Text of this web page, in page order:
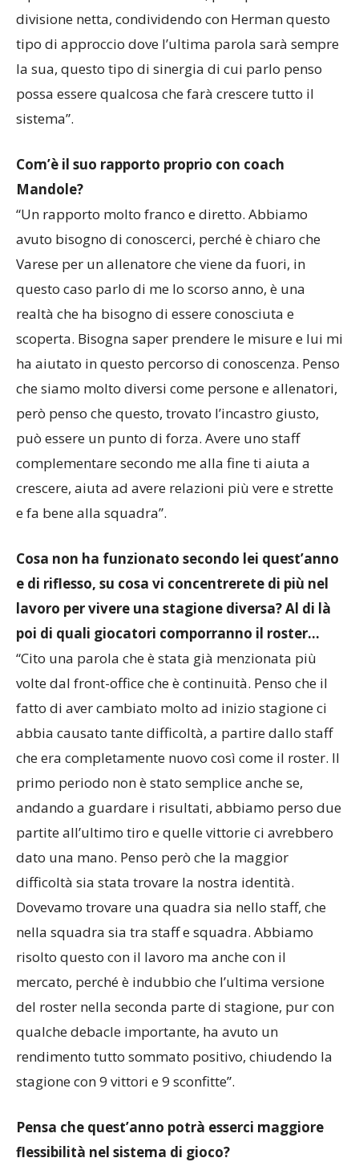
divisione netta, condividendo con Herman questo
tipo di approccio dove l’ultima parola sarà sempre
la sua, questo tipo di sinergia di cui parlo penso
possa essere qualcosa che farà crescere tutto il
sistema”.
Com’è il suo rapporto proprio con coach
Mandole?
“Un rapporto molto franco e diretto. Abbiamo
avuto bisogno di conoscerci, perché è chiaro che
Varese per un allenatore che viene da fuori, in
questo caso parlo di me lo scorso anno, è una
realtà che ha bisogno di essere conosciuta e
scoperta. Bisogna saper prendere le misure e lui mi
ha aiutato in questo percorso di conoscenza. Penso
che siamo molto diversi come persone e allenatori,
però penso che questo, trovato l’incastro giusto,
può essere un punto di forza. Avere uno staff
complementare secondo me alla fine ti aiuta a
crescere, aiuta ad avere relazioni più vere e strette
e fa bene alla squadra”.
Cosa non ha funzionato secondo lei quest’anno
e di riflesso, su cosa vi concentrerete di più nel
lavoro per vivere una stagione diversa? Al di là
poi di quali giocatori comporranno il roster…
“Cito una parola che è stata già menzionata più
volte dal front-office che è continuità. Penso che il
fatto di aver cambiato molto ad inizio stagione ci
abbia causato tante difficoltà, a partire dallo staff
che era completamente nuovo così come il roster. Il
primo periodo non è stato semplice anche se,
andando a guardare i risultati, abbiamo perso due
partite all’ultimo tiro e quelle vittorie ci avrebbero
dato una mano. Penso però che la maggior
difficoltà sia stata trovare la nostra identità.
Dovevamo trovare una quadra sia nello staff, che
nella squadra sia tra staff e squadra. Abbiamo
risolto questo con il lavoro ma anche con il
mercato, perché è indubbio che l’ultima versione
del roster nella seconda parte di stagione, pur con
qualche debacle importante, ha avuto un
rendimento tutto sommato positivo, chiudendo la
stagione con 9 vittori e 9 sconfitte”.
Pensa che quest’anno potrà esserci maggiore
flessibilità nel sistema di gioco?